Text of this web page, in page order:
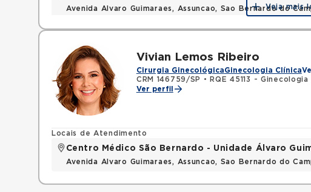
Avenida Alvaro Guimaraes, Assuncao, Sao Bernardo do
Veja mais
Vivian Lemos Ribeiro
Cirurgia GinecológicaGinecologia Clínica
CRM 146759/SP
•
RQE 45113 -
Ver perfil
Locais de Atendimento
Centro Médico São Bernardo - Unidade Álvaro
Avenida Alvaro Guimaraes, Assuncao, Sao Bernardo do